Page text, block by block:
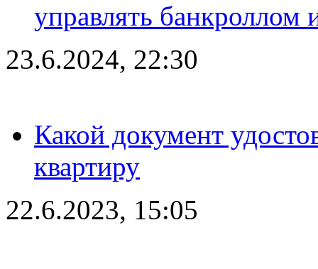
управлять банкроллом
23.6.2024, 22:30
Какой документ
квартиру
22.6.2023, 15:05